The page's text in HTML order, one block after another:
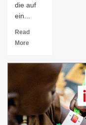
die auf
ein...
Read
More